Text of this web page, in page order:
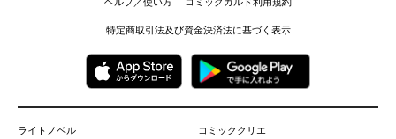
特定商取引法及び資金決済法に基づく表示
ライトノベル コミッククリエ